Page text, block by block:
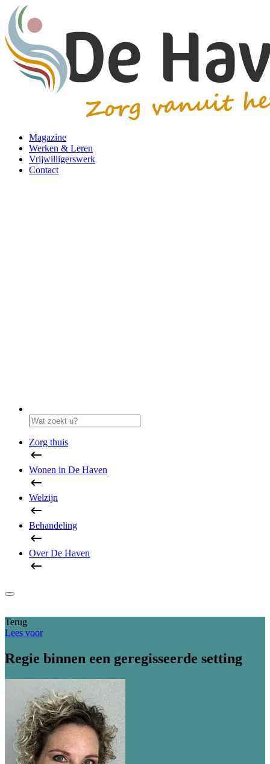
Magazine
Werken & Leren
Vrijwilligerswerk
Contact
Zorg thuis
Wonen in De Haven
Welzijn
Behandeling
Over De Haven
Terug
Lees voor
Regie binnen een geregisseerde setting